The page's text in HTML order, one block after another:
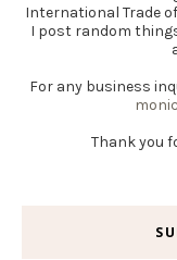
International Trade
I post random
For any business
Thank you